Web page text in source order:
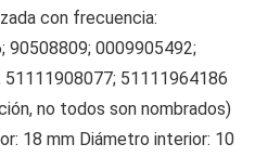
con frecuencia:
90508809; 0009905492;
51111964186
no todos son nombrados)
18 mm Diámetro interior: 10